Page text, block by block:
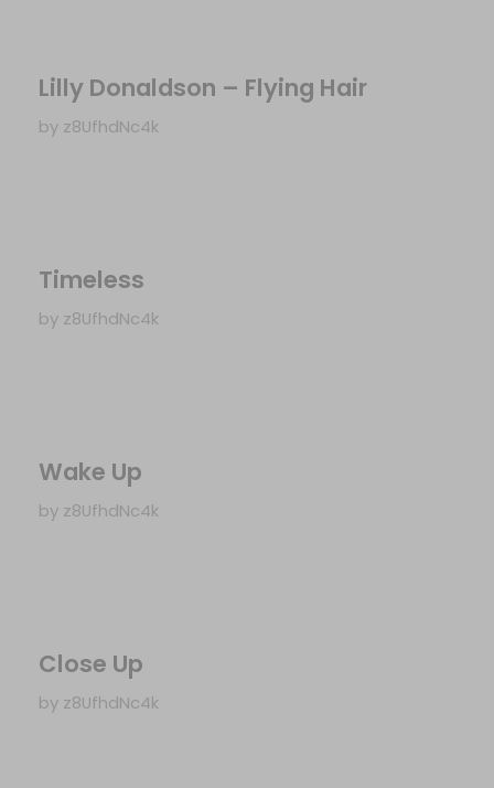
Lilly Donaldson – Flying Hair
by z8UfhdNc4k
Timeless
by z8UfhdNc4k
Wake Up
by z8UfhdNc4k
Close Up
by z8UfhdNc4k